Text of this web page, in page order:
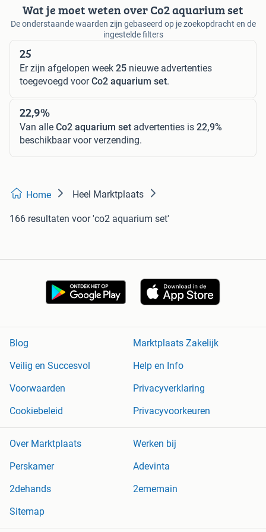
Wat je moet weten over Co2 aquarium set
De onderstaande waarden zijn gebaseerd op je zoekopdracht en de
ingestelde filters
25
Er zijn afgelopen week 25 nieuwe advertenties
toegevoegd voorCo2 aquarium set.
22,9%
Van alle Co2 aquarium set advertenties is 22,9%
beschikbaar voor verzending.
Home Heel Marktplaats
166 resultaten voor 'co2 aquarium set'
Blog
Marktplaats Zakelijk
Veilig en Succesvol
Help en Info
Voorwaarden
Privacyverklaring
Cookiebeleid
Privacyvoorkeuren
Over Marktplaats
Werken bij
Perskamer
Adevinta
2dehands
2ememain
Sitemap